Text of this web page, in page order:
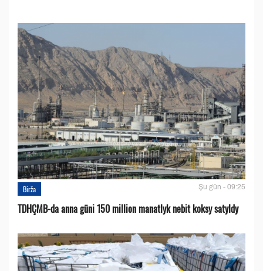
Birža Şu gün - 09:25
TDHÇMB-da anna güni 150 million manatlyk nebit koksy satyldy